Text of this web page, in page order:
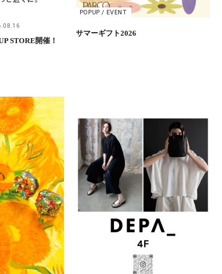
STORE開催！
POPUP / EVENT
サマーギフト2026